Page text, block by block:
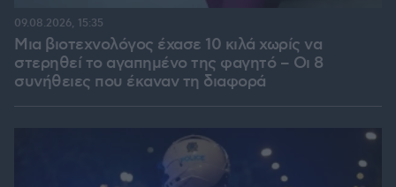
Μια βιοτεχνολόγος έχασε 10 κιλά χωρίς να
στερηθεί το αγαπημένο της φαγητό – Οι 8
συνήθειες που έκαναν τη διαφορά
09.08.2026, 15:35